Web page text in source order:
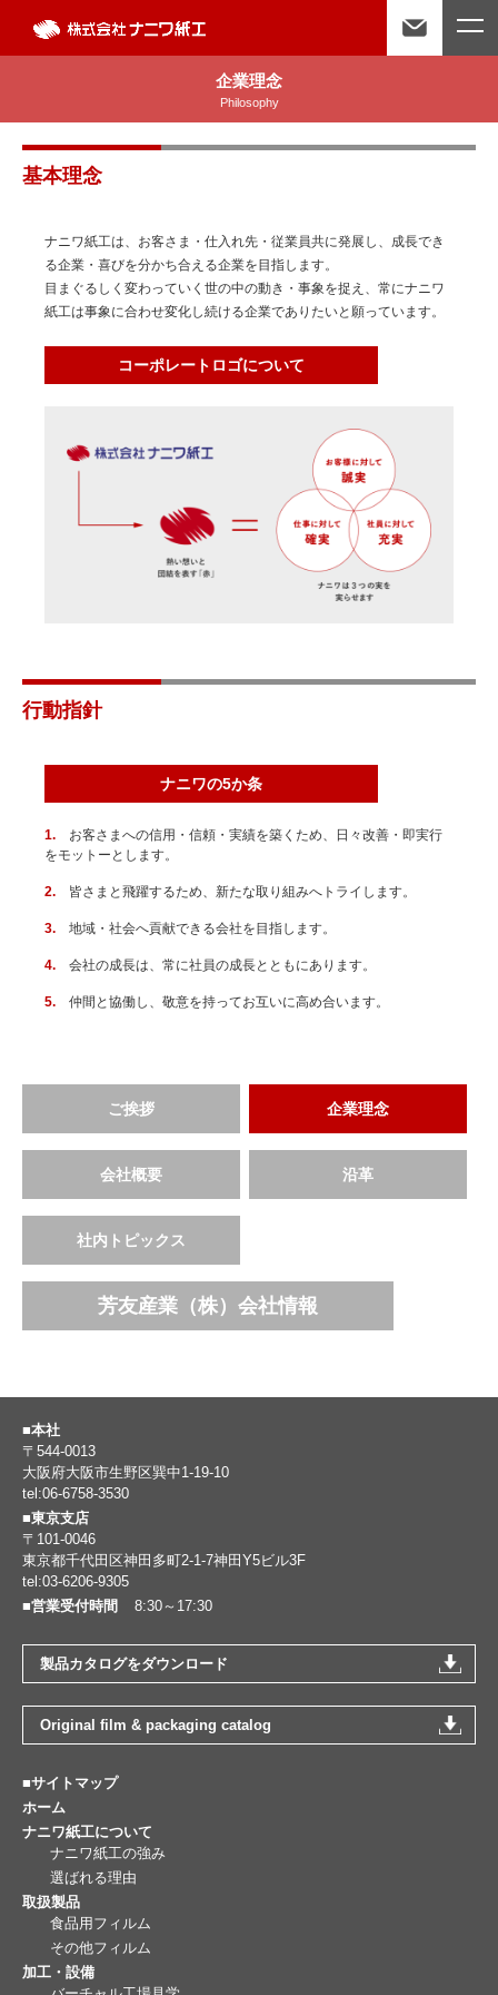
企業理念
Philosophy
基本理念
ナニワ紙工は、お客さま・仕入れ先・従業員共に発展し、成長でき
る企業・喜びを分かち合える企業を目指します。
目まぐるしく変わっていく世の中の動き・事象を捉え、常にナニワ
紙工は事象に合わせ変化し続ける企業でありたいと願っています。
コーポレートロゴについて
行動指針
ナニワの5か条
お客さまへの信用・信頼・実績を築くため、日々改善・即実行
をモットーとします。
皆さまと飛躍するため、新たな取り組みへトライします。
地域・社会へ貢献できる会社を目指します。
会社の成長は、常に社員の成長とともにあります。
仲間と協働し、敬意を持ってお互いに高め合います。
ご挨拶 企業理念
会社概要 沿革
社内トピックス
芳友産業（株）会社情報
■本社
〒544-0013
大阪府大阪市生野区巽中1-19-10
tel:06-6758-3530
■東京支店
〒101-0046
東京都千代田区神田多町2-1-7神田Y5ビル3F
tel:03-6206-9305
■営業受付時間
8:30～17:30
製品カタログをダウンロード
Original film & packaging catalog
■サイトマップ
ホーム
ナニワ紙工について
ナニワ紙工の強み
選ばれる理由
取扱製品
食品用フィルム
その他フィルム
加工・設備